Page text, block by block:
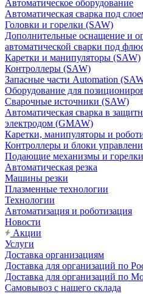
Автоматическое оборудование
Автоматическая сварка под
Головки и горелки (SAW)
Дополнительные оснащение и
автоматической сварки под
Каретки и манипуляторы (SAW)
Контроллеры (SAW)
Запасные части Automation
Оборудование для
Сварочные источники (SAW)
Автоматическая сварка в
электродом (GMAW)
Каретки, манипуляторы и
Контроллеры и блоки
Подающие механизмы и
Автоматическая резка
Машины резки
Плазменные технологии
Технологии
Автоматизация и роботизация
Новости
Акции
Услуги
Доставка организациям
Доставка для организаций по
Доставка для организаций по
Самовывоз с нашего склада